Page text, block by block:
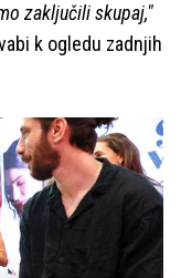
zaključili skupaj,"
k ogledu zadnjih